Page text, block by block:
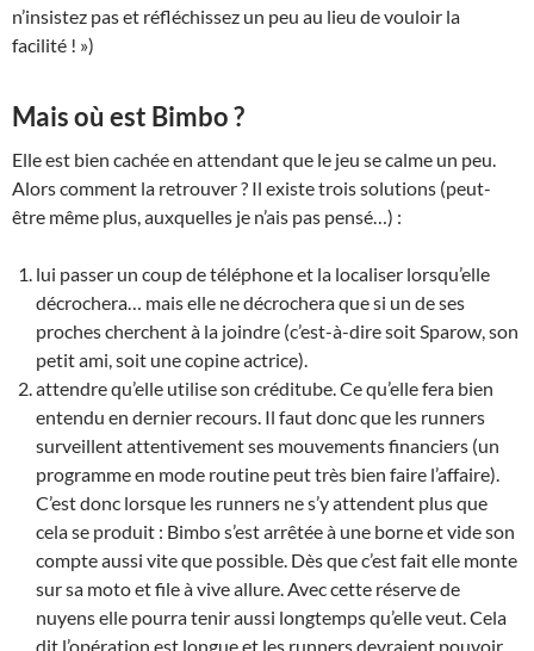
n’insistez pas et réfléchissez un peu au lieu de vouloir la
facilité ! »)
Mais où est Bimbo ?
Elle est bien cachée en attendant que le jeu se calme un peu.
Alors comment la retrouver ? Il existe trois solutions (peut-
être même plus, auxquelles je n’ais pas pensé…) :
lui passer un coup de téléphone et la localiser lorsqu’elle
décrochera… mais elle ne décrochera que si un de ses
proches cherchent à la joindre (c’est-à-dire soit Sparow, son
petit ami, soit une copine actrice).
attendre qu’elle utilise son créditube. Ce qu’elle fera bien
entendu en dernier recours. Il faut donc que les runners
surveillent attentivement ses mouvements financiers (un
programme en mode routine peut très bien faire l’affaire).
C’est donc lorsque les runners ne s’y attendent plus que
cela se produit : Bimbo s’est arrêtée à une borne et vide son
compte aussi vite que possible. Dès que c’est fait elle monte
sur sa moto et file à vive allure. Avec cette réserve de
nuyens elle pourra tenir aussi longtemps qu’elle veut. Cela
dit l’opération est longue et les runners devraient pouvoir